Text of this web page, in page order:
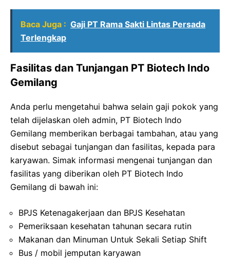
Baca Juga : Gaji PT Rama Sakti Lintas Persada
Terlengkap
Fasilitas dan Tunjangan PT Biotech Indo
Gemilang
Anda perlu mengetahui bahwa selain gaji pokok yang
telah dijelaskan oleh admin, PT Biotech Indo
Gemilang memberikan berbagai tambahan, atau yang
disebut sebagai tunjangan dan fasilitas, kepada para
karyawan. Simak informasi mengenai tunjangan dan
fasilitas yang diberikan oleh PT Biotech Indo
Gemilang di bawah ini:
BPJS Ketenagakerjaan dan BPJS Kesehatan
Pemeriksaan kesehatan tahunan secara rutin
Makanan dan Minuman Untuk Sekali Setiap Shift
Bus / mobil jemputan karyawan